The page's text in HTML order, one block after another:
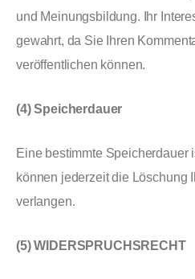
und Meinungsbildung. Ihr
gewahrt, da Sie Ihren
veröffentlichen können.
(4) Speicherdauer
Eine bestimmte Speicherdauer
können jederzeit die Löschung
verlangen.
(5) WIDERSPRUCHSRECHT